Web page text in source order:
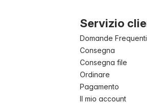
Servizio
Domande Frequenti
Consegna
Consegna file
Ordinare
Pagamento
Il mio account